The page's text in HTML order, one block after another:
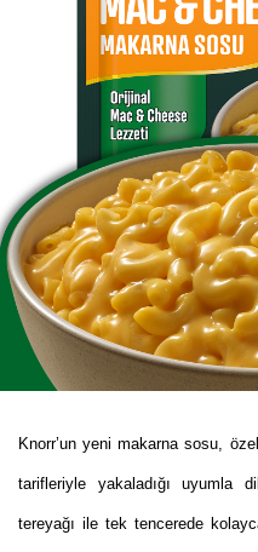
Knorr’un yeni makarna sosu,
tarifleriyle yakaladığı uyumla
tereyağı ile tek tencerede